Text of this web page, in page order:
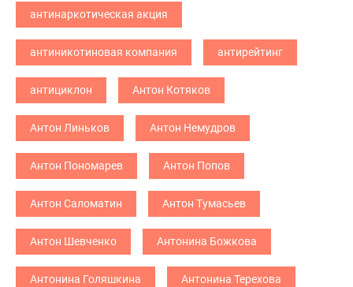
антинаркотическая акция
антиникотиновая компания антирейтинг
антициклон Антон Котяков
Антон Линьков Антон Немудров
Антон Пономарев Антон Попов
Антон Саломатин Антон Тумасьев
Антон Шевченко Антонина Божкова
Антонина Голяшкина Антонина Терехова